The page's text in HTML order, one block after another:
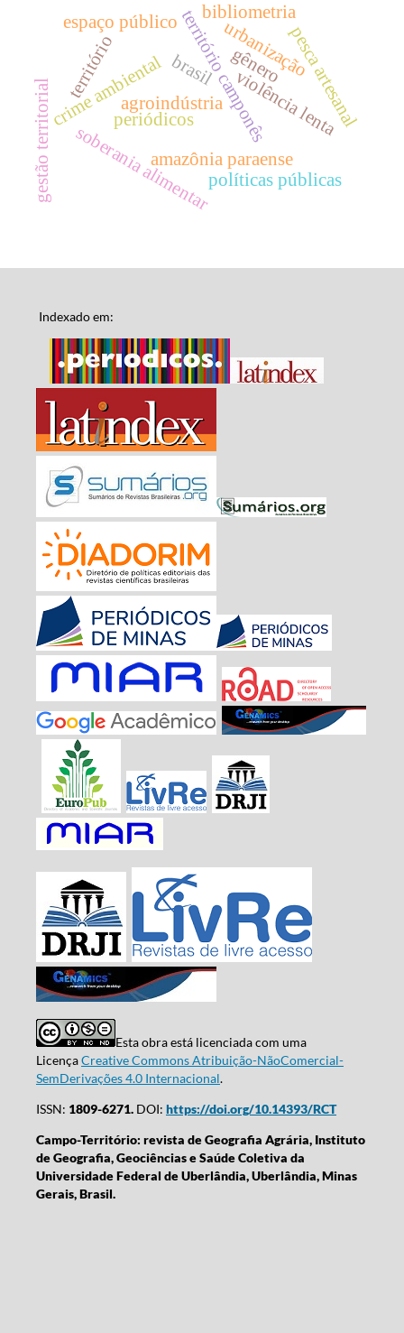
território camponêsviolência lenta
agroindústria
soberania alimentaramazônia paraense
crime ambiental
território gêneropesca artesanal
bibliometria
periódicos
gestão territorial políticas públicas
brasilurbanização
espaço público
Indexado em:
Esta obra está licenciada com uma
LicençaCreative Commons Atribuição-NãoComercial-
SemDerivações 4.0 Internacional.
ISSN: 1809-6271.DOI: https://doi.org/10.14393/RCT
Campo-Território: revista de Geografia Agrária, Instituto
de Geografia, Geociências e Saúde Coletiva da
Universidade Federal de Uberlândia, Uberlândia, Minas
Gerais, Brasil.